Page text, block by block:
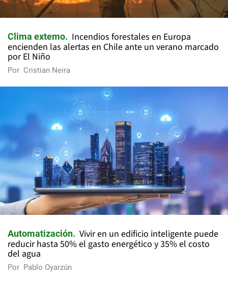
Clima extemo
Incendios forestales en Europa
encienden las alertas en Chile ante un verano marcado
por El Niño
Por Cristian Neira
Automatización
Vivir en un edificio inteligente puede
reducir hasta 50% el gasto energético y 35% el costo
del agua
Por Pablo Oyarzún